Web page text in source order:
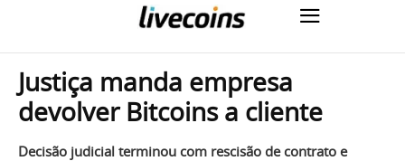
Justiça manda empresa
devolver Bitcoins a cliente
Decisão judicial terminou com rescisão de contrato e